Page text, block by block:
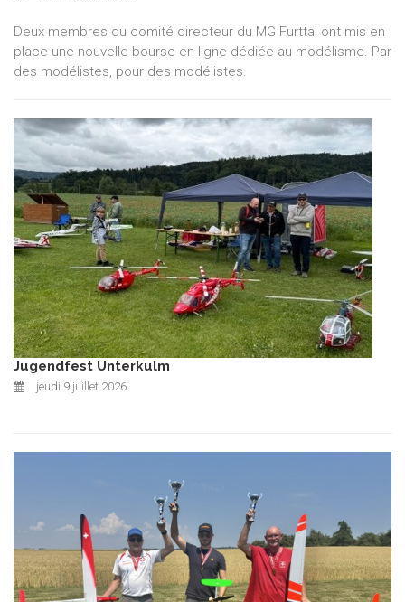
Deux membres du comité directeur du MG Furttal ont mis en
place une nouvelle bourse en ligne dédiée au modélisme. Par
des modélistes, pour des modélistes.
Jugendfest Unterkulm
jeudi 9 juillet 2026